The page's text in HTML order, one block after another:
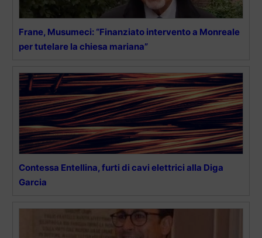
Frane, Musumeci: “Finanziato intervento a Monreale
per tutelare la chiesa mariana”
Contessa Entellina, furti di cavi elettrici alla Diga
Garcia